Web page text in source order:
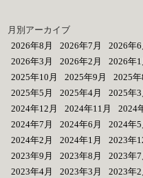
月別アーカイブ
2026年8月
2026年7月 2026年6
2026年3月
2026年2月 2026年1
2025年10月
2025年9月 2025年
2025年5月
2025年4月 2025年3
2024年12月
2024年11月 2024
2024年7月
2024年6月 2024年5
2024年2月
2024年1月 2023年
2023年9月
2023年8月 2023年7
2023年4月
2023年3月 2023年2